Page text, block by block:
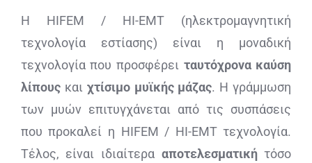
Η HIFEM / HI-EMT (ηλεκτρομαγνητική
τεχνολογία εστίασης) είναι η μοναδική
τεχνολογία που προσφέρει ταυτόχρονα καύση
λίπουςκαι χτίσιμο μυϊκής μάζας. Η γράμμωση
των μυών επιτυγχάνεται από τις συσπάσεις
που προκαλεί η HIFEM / HI-EMT τεχνολογία.
Τέλος, είναι ιδιαίτερα αποτελεσματικήτόσο